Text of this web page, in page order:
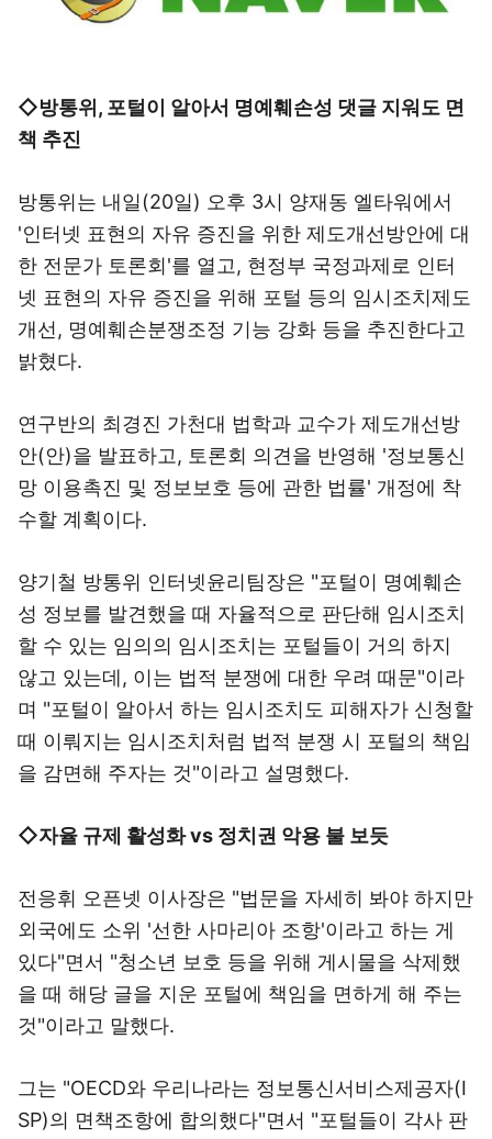
◇방통위, 포털이 알아서 명예훼손성 댓글 지워도 면
책 추진
방통위는 내일(20일) 오후 3시 양재동 엘타워에서
'인터넷 표현의 자유 증진을 위한 제도개선방안에 대
한 전문가 토론회'를 열고, 현정부 국정과제로 인터
넷 표현의 자유 증진을 위해 포털 등의 임시조치제도
개선, 명예훼손분쟁조정 기능 강화 등을 추진한다고
밝혔다.
연구반의 최경진 가천대 법학과 교수가 제도개선방
안(안)을 발표하고, 토론회 의견을 반영해 '정보통신
망 이용촉진 및 정보보호 등에 관한 법률' 개정에 착
수할 계획이다.
양기철 방통위 인터넷윤리팀장은 "포털이 명예훼손
성 정보를 발견했을 때 자율적으로 판단해 임시조치
할 수 있는 임의의 임시조치는 포털들이 거의 하지
않고 있는데, 이는 법적 분쟁에 대한 우려 때문"이라
며 "포털이 알아서 하는 임시조치도 피해자가 신청할
때 이뤄지는 임시조치처럼 법적 분쟁 시 포털의 책임
을 감면해 주자는 것"이라고 설명했다.
◇자율 규제 활성화 vs 정치권 악용 불 보듯
전응휘 오픈넷 이사장은 "법문을 자세히 봐야 하지만
외국에도 소위 '선한 사마리아 조항'이라고 하는 게
있다"면서 "청소년 보호 등을 위해 게시물을 삭제했
을 때 해당 글을 지운 포털에 책임을 면하게 해 주는
것"이라고 말했다.
그는 "OECD와 우리나라는 정보통신서비스제공자(I
SP)의 면책조항에 합의했다"면서 "포털들이 각사 판